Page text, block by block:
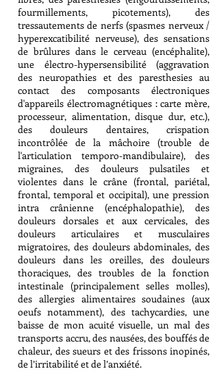
fourmillements, picotements), des
tressautements de nerfs (spasmes nerveux /
hyperexcatibilité nerveuse), des sensations
de brûlures dans le cerveau (encéphalite),
une électro-hypersensibilité (aggravation
des neuropathies et des paresthesies au
contact des composants électroniques
d'appareils électromagnétiques :carte mère,
processeur, alimentation, disque dur, etc.),
des douleurs dentaires, crispation
incontrôlée de la mâchoire (trouble de
l'articulation temporo-mandibulaire), des
migraines, des douleurs pulsatiles et
violentes dans le crâne (frontal, pariétal,
frontal, temporal et occipital), une pression
intra crânienne (encéphalopathie), des
douleurs dorsales et aux cervicales, des
douleurs articulaires et musculaires
migratoires, des douleurs abdominales, des
douleurs dans les oreilles, des douleurs
thoraciques, des troubles de la fonction
intestinale (principalement selles molles),
des allergies alimentaires soudaines (aux
oeufs notamment), des tachycardies, une
baisse de mon acuité visuelle, un mal des
transports accru, des nausées, des bouffés de
chaleur, des sueurs et des frissons inopinés,
de l’irritabilité et de l’anxiété.